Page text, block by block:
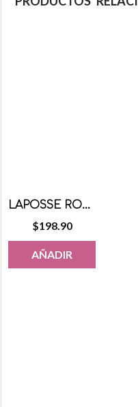
LAPOSSE RON-MANTEQUILLA 1KG
$198.90
AÑADIR